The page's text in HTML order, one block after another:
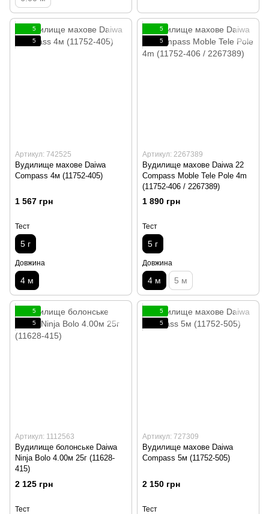
5
5
Артикул: 742525
Вудилище махове Daiwa
Compass 4м (11752-405)
1 567 грн
Тест
5 г
Довжина
4 м
5
5
Артикул: 2267389
Вудилище махове Daiwa 22
Compass Moble Tele Pole 4m
(11752-406 / 2267389)
1 890 грн
Тест
5 г
Довжина
4 м 5 м
5
5
Артикул: 1112563
Вудилище болонське Daiwa
Ninja Bolo 4.00м 25г (11628-
415)
2 125 грн
Тест
5
5
Артикул: 727309
Вудилище махове Daiwa
Compass 5м (11752-505)
2 150 грн
Тест